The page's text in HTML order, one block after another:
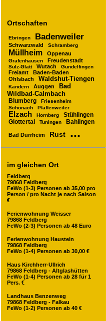
Ortschaften
Ebringen Badenweiler
Schwarzwald Schramberg
Müllheim Oppenau
Grafenhausen Freudenstadt
Sulz-Glatt Wutach Gundelfingen
Freiamt
Baden-Baden
Ohlsbach
Waldshut-Tiengen
Kandern Auggen
Bad
Wildbad-Calmbach
Blumberg
Friesenheim
Schonach
Pfaffenweiler
Elzach Hornberg Stühlingen
Glottertal Tuningen Bahlingen
Bad Dürrheim Rust ...
im gleichen Ort
Feldberg
79868 Feldberg
FeWo (1-3) Personen ab 35,00 pro
Person / pro Nacht je nach Saison
€
Ferienwohnung Weisser
79868 Feldberg
FeWo (2-3) Personen ab 48 Euro
Ferienwohnung Haustein
79868 Feldberg
FeWo (1-4) Personen ab 30,00 €
Haus Kirchherr-Ullrich
79868 Feldberg - Altglashütten
FeWo (1-4) Personen ab 28 für 1
Pers. €
Landhaus Benzenweg
79868 Feldberg - Falkau
FeWo (1-2) Personen ab 40 €